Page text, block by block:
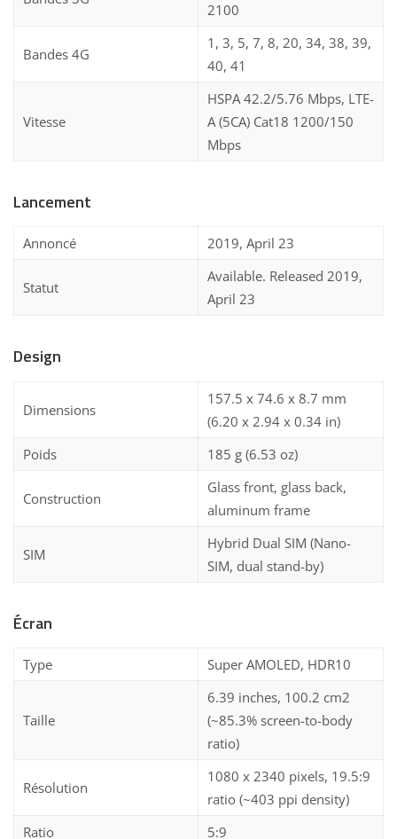
2100
Bandes 4G
1, 3, 5, 7, 8, 20, 34, 38, 39,
40, 41
Vitesse
HSPA 42.2/5.76 Mbps, LTE-
A (5CA) Cat18 1200/150
Mbps
Lancement
Annoncé 2019, April 23
Statut
Available. Released 2019,
April 23
Design
Dimensions
157.5 x 74.6 x 8.7 mm
(6.20 x 2.94 x 0.34 in)
Poids
185 g (6.53 oz)
Construction
Glass front, glass back,
aluminum frame
SIM
Hybrid Dual SIM (Nano-
SIM, dual stand-by)
Écran
Type Super AMOLED, HDR10
Taille
6.39 inches, 100.2 cm2
(~85.3% screen-to-body
ratio)
Résolution
1080 x 2340 pixels, 19.5:9
ratio (~403 ppi density)
Ratio
5:9